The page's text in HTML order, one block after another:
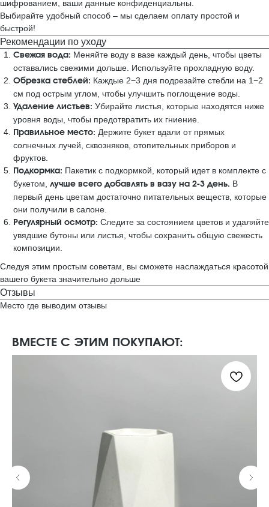
шифрованием, ваши данные конфиденциальны.
Выбирайте удобный способ – мы сделаем оплату простой и
быстрой!
Рекомендации по уходу
Свежая вода: Меняйте воду в вазе каждый день, чтобы цветы
оставались свежими дольше. Используйте прохладную воду.
Обрезка стеблей: Каждые 2−3 дня подрезайте стебли на 1−2
см под острым углом, чтобы улучшить поглощение воды.
Удаление листьев: Убирайте листья, которые находятся ниже
уровня воды, чтобы предотвратить их гниение.
Правильное место: Держите букет вдали от прямых
солнечных лучей, сквозняков, отопительных приборов и
фруктов.
Подкормка: Пакетик с подкормкой, который идет в комплекте с
букетом, лучше всего добавлять в вазу на 2-3 день. В
первый день цветам достаточно питательных веществ, которые
они получили в салоне.
Регулярный осмотр: Следите за состоянием цветов и удаляйте
увядшие бутоны или листья, чтобы сохранить общую свежесть
композиции.
Следуя этим простым советам, вы сможете наслаждаться красотой
вашего букета значительно дольше
Отзывы
Место где выводим отзывы
ВМЕСТЕ С ЭТИМ ПОКУПАЮТ: